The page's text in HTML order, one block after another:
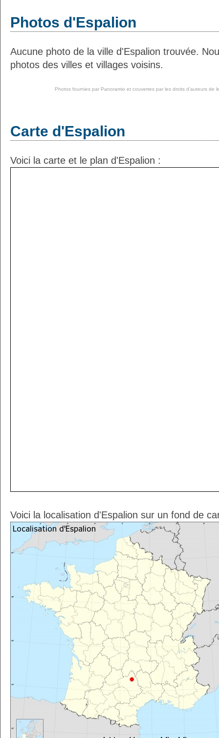
Photos d'Espalion
Aucune photo de la ville d'Espalion trouvée.
photos des villes et villages voisins.
Photos fournies par Panoramio et couvertes par les droits d'auteurs de
Carte d'Espalion
Voici la carte et le plan d'Espalion :
Voici la localisation d'Espalion sur un fond de